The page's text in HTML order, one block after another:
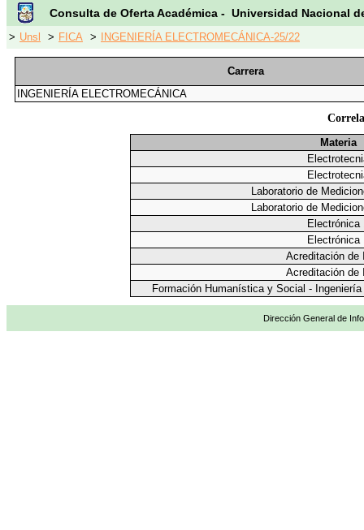
Consulta de Oferta Académica - Universidad Nacional
> Unsl > FICA > INGENIERÍA ELECTROMECÁNICA-25/22
Carrera
INGENIERÍA ELECTROMECÁNICA
Materia
Laboratorio de
Laboratorio de
Electrónica
Electrónica
Acreditación de
Acreditación de
Formación Humanística y Social -
Dirección General de